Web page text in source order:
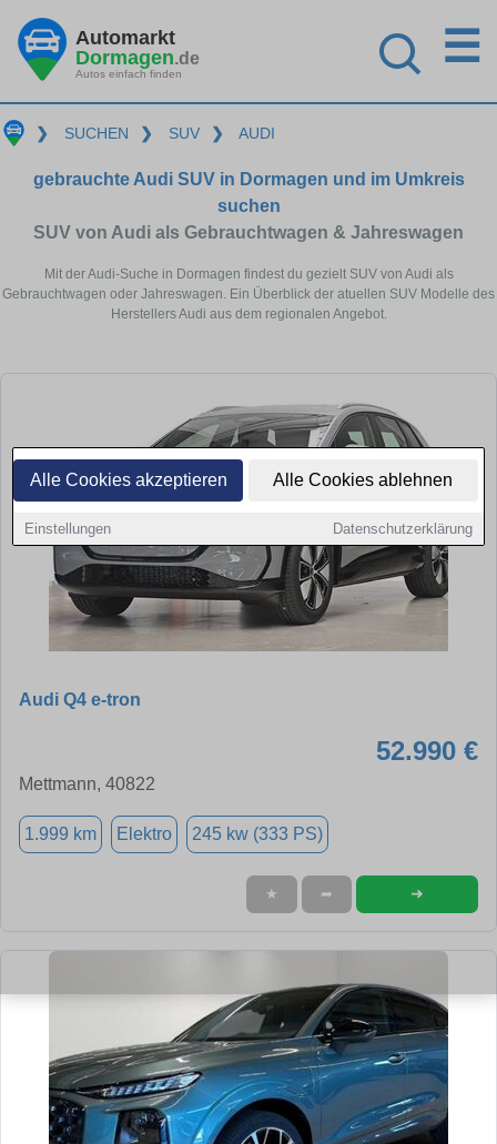
Alle Cookies akzeptieren Alle Cookies ablehnen
Einstellungen Datenschutzerklärung
Automarkt
Dormagen.de
Autos einfach finden
☰
❯ SUCHEN ❯ SUV ❯ AUDI
gebrauchte Audi SUV in Dormagen und im Umkreis
suchen
SUV von Audi als Gebrauchtwagen & Jahreswagen
Mit der Audi-Suche in Dormagen findest du gezielt SUV von Audi als
Gebrauchtwagen oder Jahreswagen. Ein Überblick der atuellen SUV Modelle des
Herstellers Audi aus dem regionalen Angebot.
Audi Q4 e-tron
52.990 €
Mettmann, 40822
1.999 km Elektro 245 kw (333 PS)
★ ➦ ➜